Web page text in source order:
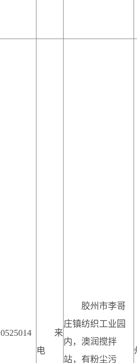
0525014
来
电
胶州市李哥
庄镇纺织工业园
内，澳润搅拌
站，有粉尘污